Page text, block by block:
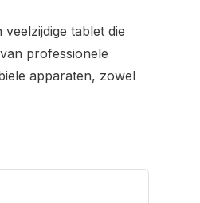
tablet die
professionele
apparaten, zowel